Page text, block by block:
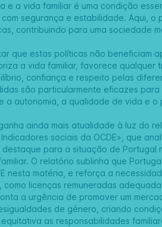
e a vida familiar é uma condição
segurança e estabilidade. Aqui, o
contribuindo para uma sociedade
que estas políticas não beneficiam
a vida familiar, favorece qualquer
confiança e respeito pelas
são particularmente eficazes
a autonomia, a qualidade de vida e o
ainda mais atualidade à luz do
Indicadores sociais da OCDE», que
destaque para a situação de
O relatório sublinha que
nesta matéria, e reforça a
como licenças remuneradas
a urgência de promover um
de género, criando
as responsabilidades